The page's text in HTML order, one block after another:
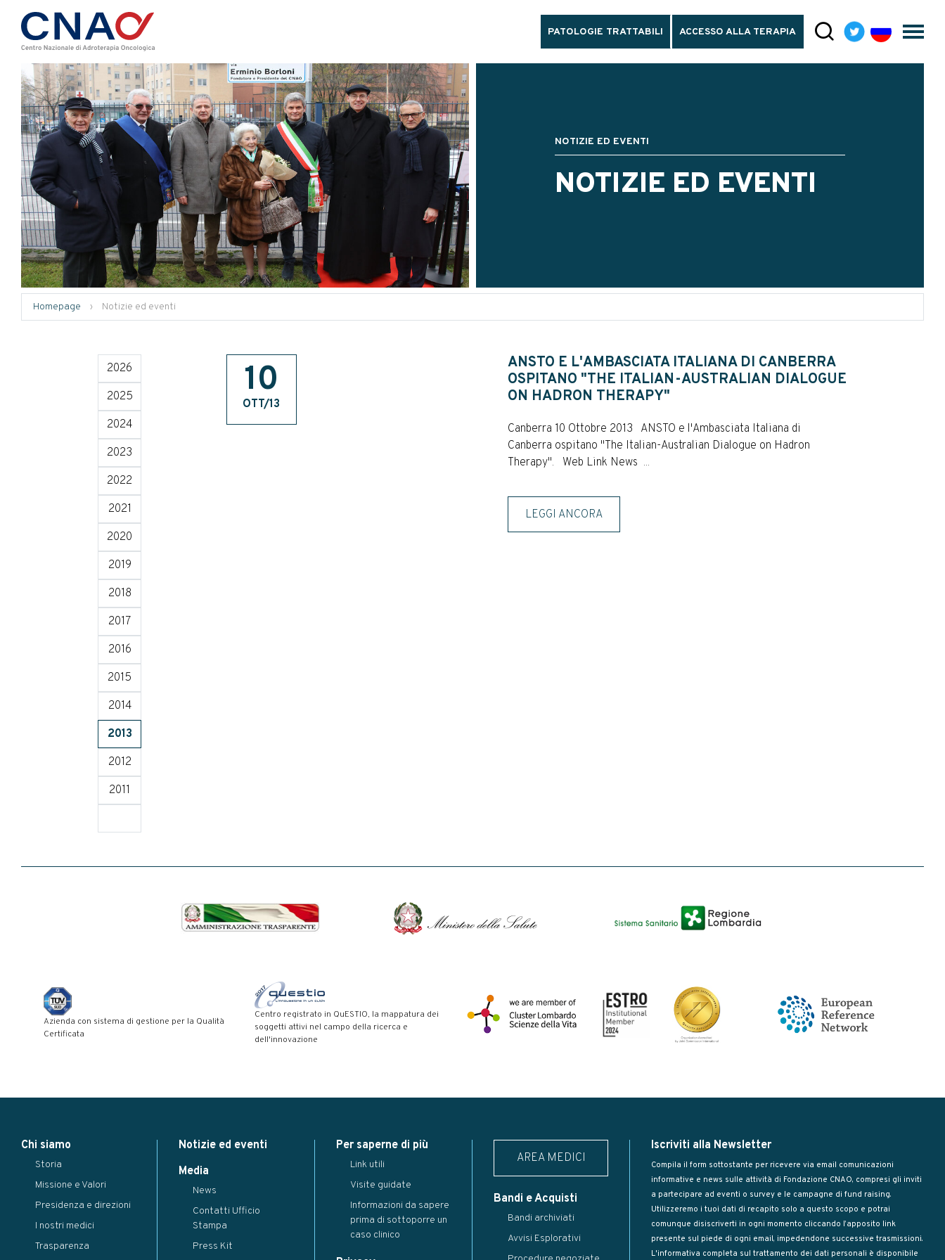
PATOLOGIE TRATTABILI ACCESSO ALLA TERAPIA
NOTIZIE ED EVENTI
NOTIZIE ED EVENTI
Homepage › Notizie ed eventi
2026
2025
2024
2023
2022
2021
2020
2019
2018
2017
2016
2015
2014
2013
2012
2011
10
OTT/13
ANSTO E L'AMBASCIATA ITALIANA DI CANBERRA
OSPITANO "THE ITALIAN-AUSTRALIAN DIALOGUE
ON HADRON THERAPY"
Canberra 10 Ottobre 2013 ANSTO e l'Ambasciata Italiana di
Canberra ospitano "The Italian-Australian Dialogue on Hadron
Therapy". Web Link News ...
LEGGI ANCORA
Azienda con sistema di gestione per la Qualità
Certificata
Centro registrato in QuESTIO, la mappatura dei
soggetti attivi nel campo della ricerca e
dell'innovazione
Chi siamo
Storia
Missione e Valori
Presidenza e direzioni
I nostri medici
Trasparenza
Notizie ed eventi
Media
News
Contatti Ufficio
Stampa
Press Kit
Per saperne di più
Link utili
Visite guidate
Informazioni da sapere
prima di sottoporre un
caso clinico
AREA MEDICI
Bandi e Acquisti
Bandi archiviati
Avvisi Esplorativi
Iscriviti alla Newsletter
Compila il form sottostante per ricevere via email comunicazioni
informative e news sulle attività di Fondazione CNAO, compresi gli inviti
a partecipare ad eventi o survey e le campagne di fund raising.
Utilizzeremo i tuoi dati di recapito solo a questo scopo e potrai
comunque disiscriverti in ogni momento cliccando l’apposito link
presente sul piede di ogni email, impedendone successive trasmissioni.
L'informativa completa sul trattamento dei dati personali è disponibile
Save changes